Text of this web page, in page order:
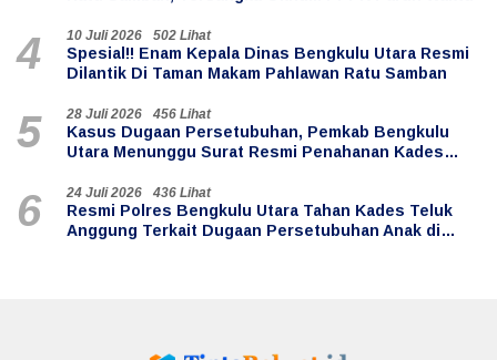
4 10 Juli 2026 502 Lihat
Spesial!! Enam Kepala Dinas Bengkulu Utara Resmi
5 28 Juli 2026 456 Lihat
Kasus Dugaan Persetubuhan, Pemkab Bengkulu
Utara Menunggu Surat Resmi Penahanan Kades
6 24 Juli 2026 436 Lihat
Resmi Polres Bengkulu Utara Tahan Kades Teluk
Anggung Terkait Dugaan Persetubuhan Anak di